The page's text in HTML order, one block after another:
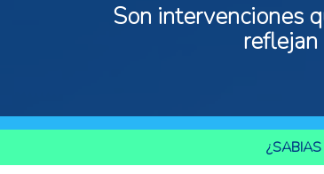
Son intervenciones
reflejan
¿SABIAS